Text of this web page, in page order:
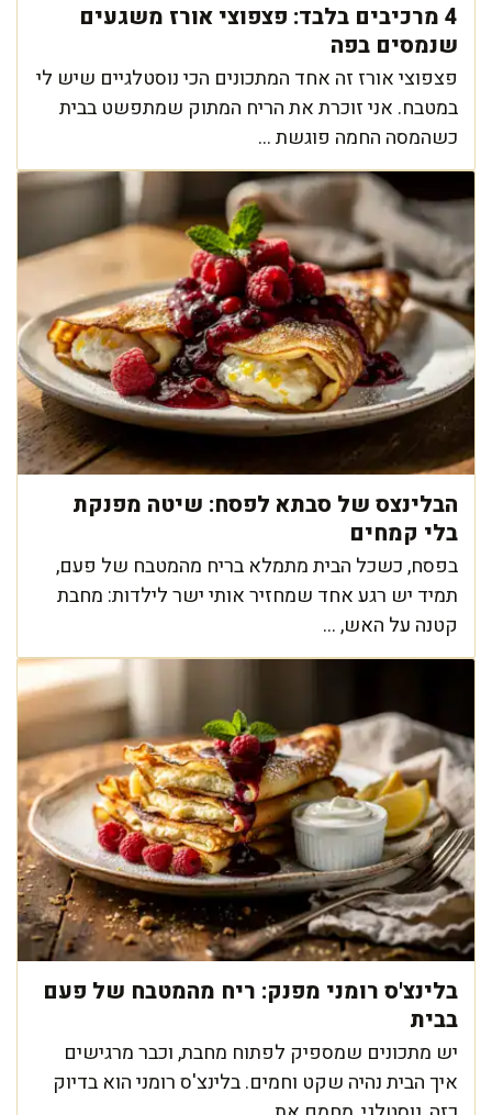
4 מרכיבים בלבד: פצפוצי אורז משגעים
שנמסים בפה
פצפוצי אורז זה אחד המתכונים הכי נוסטלגיים שיש לי
במטבח. אני זוכרת את הריח המתוק שמתפשט בבית
כשהמסה החמה פוגשת ...
הבלינצס של סבתא לפסח: שיטה מפנקת
בלי קמחים
בפסח, כשכל הבית מתמלא בריח מהמטבח של פעם,
תמיד יש רגע אחד שמחזיר אותי ישר לילדות: מחבת
קטנה על האש, ...
בלינצ'ס רומני מפנק: ריח מהמטבח של פעם
בבית
יש מתכונים שמספיק לפתוח מחבת, וכבר מרגישים
איך הבית נהיה שקט וחמים. בלינצ'ס רומני הוא בדיוק